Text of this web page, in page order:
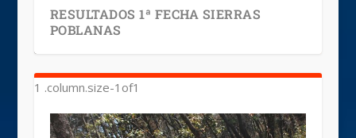
RESULTADOS 1ª FECHA SIERRAS
POBLANAS